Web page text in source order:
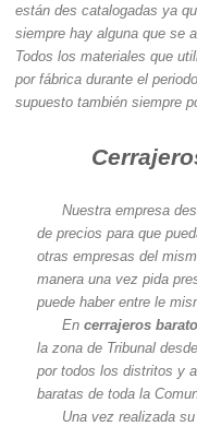
están des catalogadas ya
siempre hay alguna que se
Todos los materiales que
por fábrica durante el
supuesto también siempre
Nuestra empresa
de precios para que
otras empresas del
manera una vez pida
puede haber entre le
Encerrajeros
la zona de Tribunal
por todos los distritos y
baratas de toda la
Una vez realizada